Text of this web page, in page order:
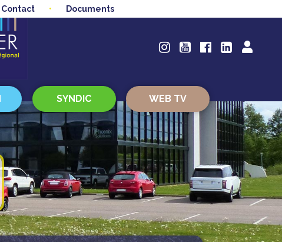
Contact Documents
SYNDIC WEB TV